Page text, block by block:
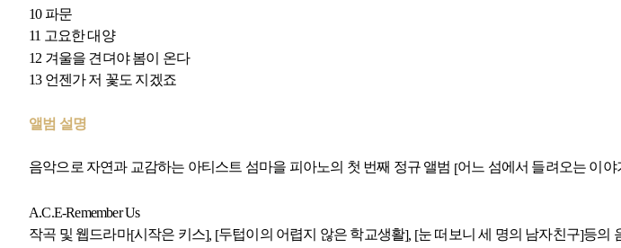
10 파문
11 고요한 대양
12 겨울을 견뎌야 봄이 온다
13 언젠가 저 꽃도 지겠죠
앨범 설명
음악으로 자연과 교감하는 아티스트 섬마을 피아노의 첫 번째 정규 앨범 [어느 섬에서 들려오는 이야
A.C.E-Remember Us
작곡 및 웹드라마[시작은 키스], [두텁이의 어렵지 않은 학교생활], [눈 떠보니 세 명의 남자친구]등의